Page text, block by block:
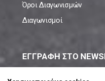
Όροι Διαγωνισμών
Διαγωνισμοί
ΕΓΓΡΑΦΗ ΣΤΟ